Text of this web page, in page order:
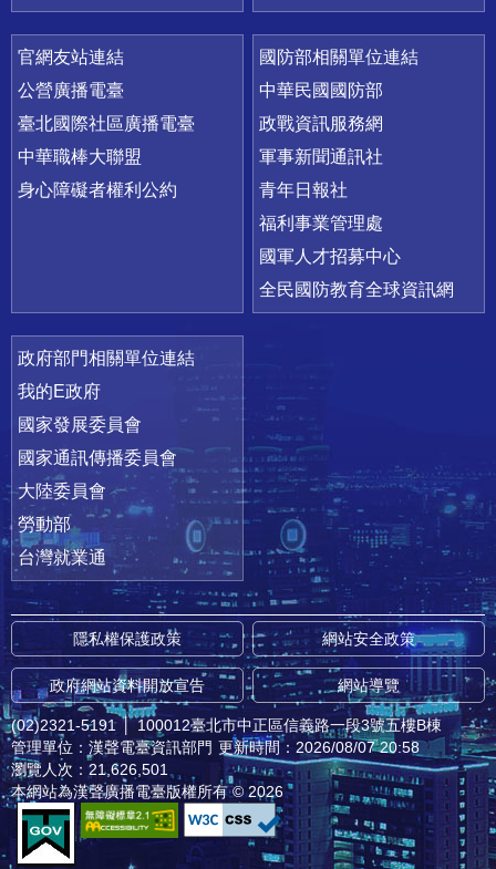
官網友站連結
公營廣播電臺
臺北國際社區廣播電臺
中華職棒大聯盟
身心障礙者權利公約
國防部相關單位連結
中華民國國防部
政戰資訊服務網
軍事新聞通訊社
青年日報社
福利事業管理處
國軍人才招募中心
全民國防教育全球資訊網
政府部門相關單位連結
我的E政府
國家發展委員會
國家通訊傳播委員會
大陸委員會
勞動部
台灣就業通
隱私權保護政策 網站安全政策
政府網站資料開放宣告 網站導覽
(02)2321-5191 │ 100012臺北市中正區信義路一段3號五樓B棟
管理單位：漢聲電臺資訊部門 更新時間：2026/08/07 20:58
瀏覽人次：21,626,501
本網站為漢聲廣播電臺版權所有 © 2026